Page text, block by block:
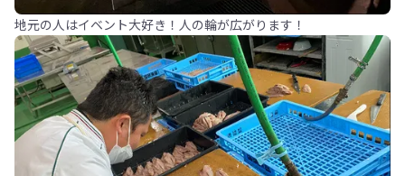
地元の人はイベント大好き！人の輪が広がります！